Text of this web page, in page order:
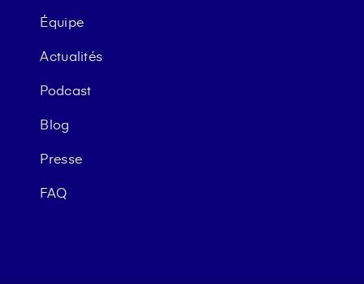
Équipe
Actualités
Podcast
Blog
Presse
FAQ